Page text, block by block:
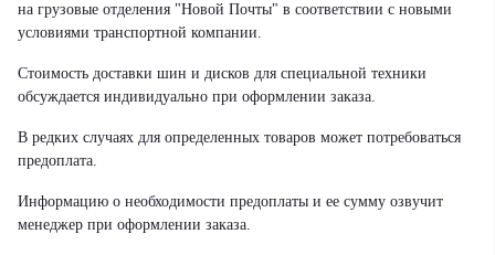
на грузовые отделения "Новой Почты" в соответствии с новыми
условиями транспортной компании.
Стоимость доставки шин и дисков для специальной техники
обсуждается индивидуально при оформлении заказа.
В редких случаях для определенных товаров может потребоваться
предоплата.
Информацию о необходимости предоплаты и ее сумму озвучит
менеджер при оформлении заказа.